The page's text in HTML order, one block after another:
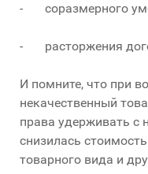
- соразмерного
- расторжения
И помните, что при
некачественный
права удерживать с
снизилась
товарного вида и